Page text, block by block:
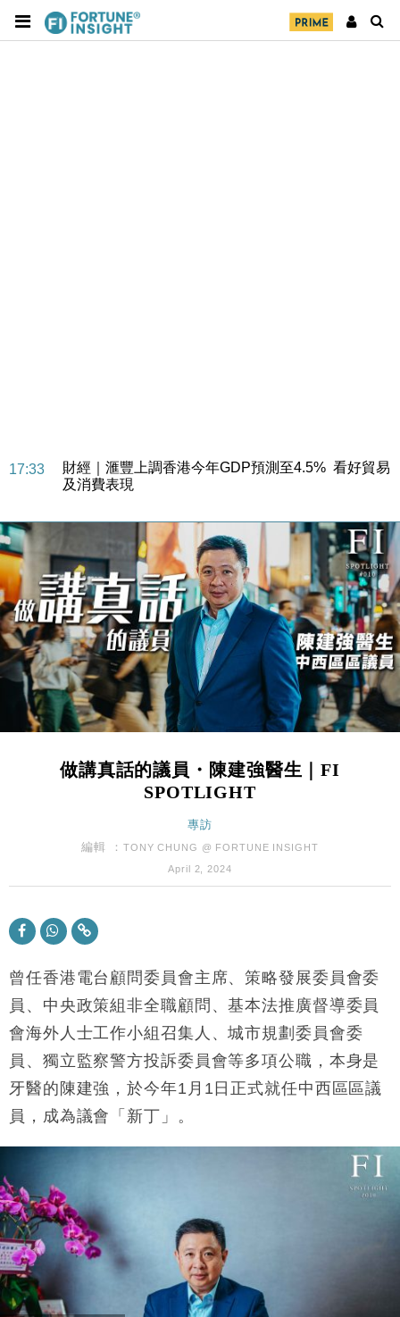
17:33
財經｜滙豐上調香港今年GDP預測至4.5% 看好貿易
及消費表現
損失近6900萬元
16:05
財經｜日經失守6.5萬點後回穩 全周仍升近2%
15:47
財經｜恒隆10月換帥 玩具「反」斗城亞洲CEO蔡德
粦接任
15:11
財經｜韓股反覆波動收跌 連挫7周創逾3年最長跌勢
13:44
財經｜內地7月美元計價出口增近24%勝預期 貿易順
差達1125億美元
12:44
財經｜日本春季三度入市撐日圓 4月單日斥6.28萬億
國際｜特朗普料美伊戰事快結束 承認部分彈藥庫存緊
財經｜SA售股自救後再出手 斥4億美元押注未上市公
財經｜華僑銀行上半年淨利創新高 中期息增15%至
47仙
17:33
及消費表現
損失近6900萬元
16:05
財經｜日經失守6.5萬點後回穩 全周仍升近2%
粦接任
15:11
財經｜韓股反覆波動收跌 連挫7周創逾3年最長跌勢
12:44
財經｜日本春季三度入市撐日圓 4月單日斥6.28萬億
日圓干預創新高
11:12
國際｜特朗普料美伊戰事快結束 承認部分彈藥庫存緊
張
15:59
財經｜SA售股自救後再出手 斥4億美元押注未上市公
做講真話的議員・陳建強醫生｜FI
SPOTLIGHT
專訪
編輯 ： TONY CHUNG @ FORTUNE INSIGHT
April 2, 2024
曾任香港電台顧問委員會主席、策略發展委員會委
員、中央政策組非全職顧問、基本法推廣督導委員
會海外人士工作小組召集人、城市規劃委員會委
員、獨立監察警方投訴委員會等多項公職，本身是
牙醫的陳建強，於今年1月1日正式就任中西區區議
員，成為議會「新丁」。